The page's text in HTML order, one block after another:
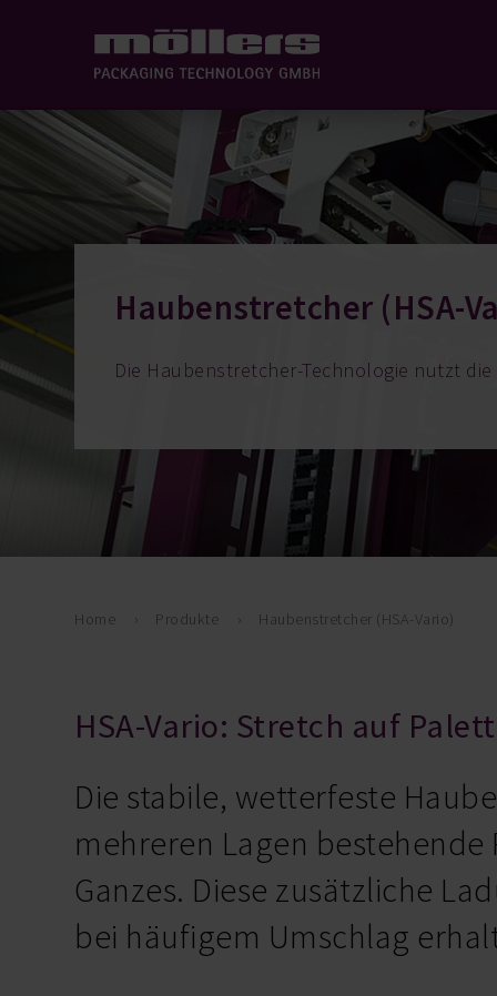
Haubenstretcher (HSA-
Die Haubenstretcher-Technologie nutzt
Home Produkte Haubenstretcher (HSA-Vario)
HSA-Vario: Stretch auf
Die stabile, wetterfeste
mehreren Lagen
Ganzes. Diese zusätzliche
bei häufigem Umschlag